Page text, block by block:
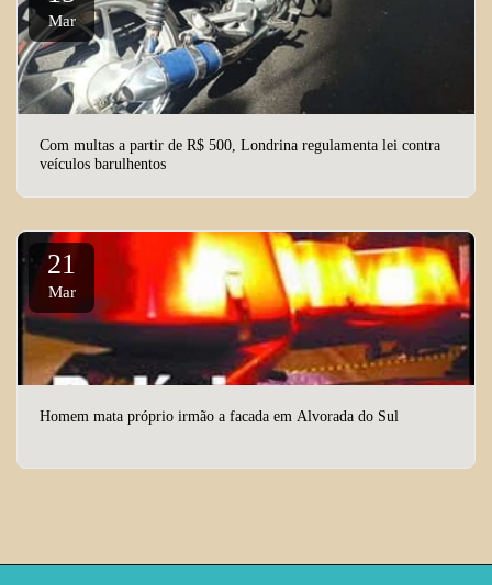
Mar
Com multas a partir de R$ 500, Londrina regulamenta lei contra
veículos barulhentos
21
Mar
Homem mata próprio irmão a facada em Alvorada do Sul